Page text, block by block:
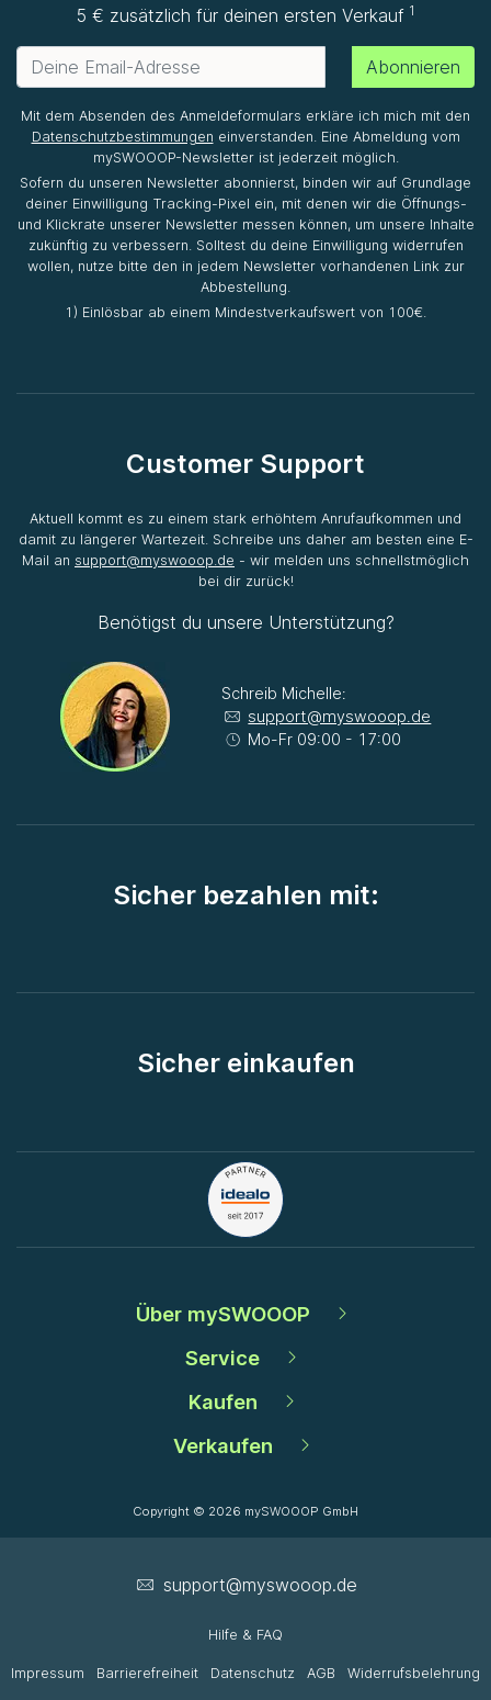
5 € zusätzlich für deinen ersten Verkauf1
Abonnieren
Mit dem Absenden des Anmeldeformulars erkläre ich mich mit den
Datenschutzbestimmungen einverstanden. Eine Abmeldung vom
mySWOOOP-Newsletter ist jederzeit möglich.
Sofern du unseren Newsletter abonnierst, binden wir auf Grundlage
deiner Einwilligung Tracking-Pixel ein, mit denen wir die Öffnungs-
und Klickrate unserer Newsletter messen können, um unsere Inhalte
zukünftig zu verbessern. Solltest du deine Einwilligung widerrufen
wollen, nutze bitte den in jedem Newsletter vorhandenen Link zur
Abbestellung.
1) Einlösbar ab einem Mindestverkaufswert von 100€.
Customer Support
Aktuell kommt es zu einem stark erhöhtem Anrufaufkommen und
damit zu längerer Wartezeit. Schreibe uns daher am besten eine E-
Mail an support@myswooop.de - wir melden uns schnellstmöglich
bei dir zurück!
Benötigst du unsere Unterstützung?
Schreib Michelle:
support@myswooop.de
Mo-Fr 09:00 - 17:00
Sicher bezahlen mit:
Sicher einkaufen
Über mySWOOOP
Service
Kaufen
Verkaufen
Copyright © 2026 mySWOOOP GmbH
support­@myswooop.de
Hilfe & FAQ
Impressum Barrierefreiheit Datenschutz AGB Widerrufsbelehrung